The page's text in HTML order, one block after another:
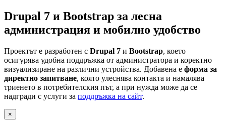
Drupal 7 и Bootstrap за лесна
администрация и мобилно удобство
Проектът е разработен с Drupal 7 и Bootstrap, което
осигурява удобна поддръжка от администратора и коректно
визуализиране на различни устройства. Добавена е форма за
директно запитване, която улеснява контакта и намалява
триенето в потребителския път, а при нужда може да се
надгради с услуги за поддръжка на сайт.
×